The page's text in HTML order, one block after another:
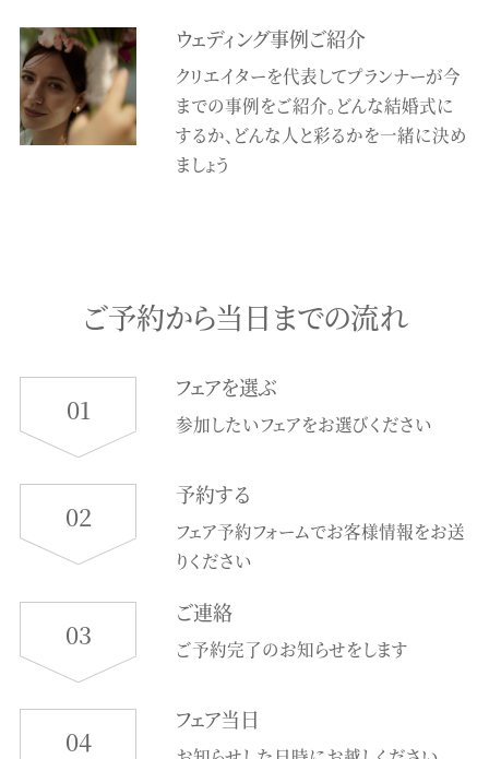
ウェディング事例ご紹介
クリエイターを代表してプランナーが今
までの事例をご紹介。どんな結婚式に
するか、どんな人と彩るかを一緒に決め
ましょう
ご予約から当日までの流れ
01
フェアを選ぶ
参加したいフェアをお選びください
02
予約する
フェア予約フォームでお客様情報をお送
りください
03
ご連絡
ご予約完了のお知らせをします
04
フェア当日